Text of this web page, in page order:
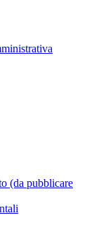
(da pubblicare